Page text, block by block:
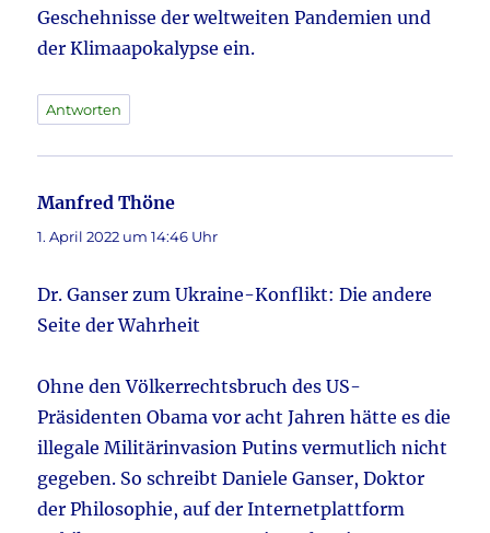
Geschehnisse der weltweiten Pandemien und
der Klimaapokalypse ein.
Antworten
Manfred Thöne
1. April 2022 um 14:46 Uhr
Dr. Ganser zum Ukraine-Konflikt: Die andere
Seite der Wahrheit
Ohne den Völkerrechtsbruch des US-
Präsidenten Obama vor acht Jahren hätte es die
illegale Militärinvasion Putins vermutlich nicht
gegeben. So schreibt Daniele Ganser, Doktor
der Philosophie, auf der Internetplattform